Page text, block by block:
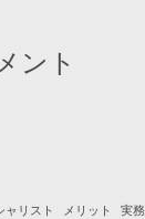
ント
ャリスト メリット 実